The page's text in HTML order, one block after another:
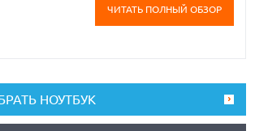
ЧИТАТЬ ПОЛНЫЙ ОБЗОР
НОУТБУК